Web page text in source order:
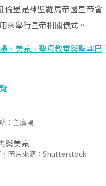
倫堡是神聖羅馬帝國皇帝會
來舉行皇帝相關儀式。
、美泉、聖母教堂與聖塞巴
：主廣場
，圖片來源：Shutterstock